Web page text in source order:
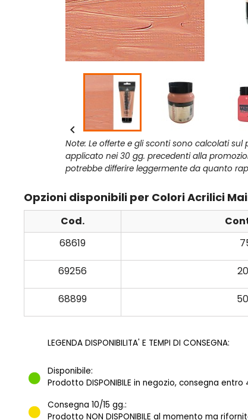

Note: Le offerte e gli sconti sono calcolati sul
applicato nei 30 gg. precedenti alla
potrebbe differire leggermente da quanto
Opzioni disponibili per Colori Acrilici
Cod.
68619
69256
68899
LEGENDA DISPONIBILITA' E TEMPI DI CONSEGNA:
Disponibile:
Prodotto DISPONIBILE in negozio, consegna
Consegna 10/15 gg.:
Prodotto NON DISPONIBILE al momento ma